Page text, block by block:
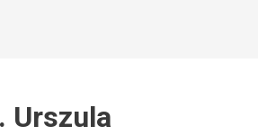
Urszula